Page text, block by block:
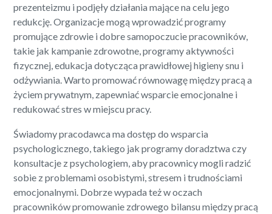
prezenteizmu i podjęły działania mające na celu jego
redukcję. Organizacje mogą wprowadzić programy
promujące zdrowie i dobre samopoczucie pracowników,
takie jak kampanie zdrowotne, programy aktywności
fizycznej, edukacja dotycząca prawidłowej higieny snu i
odżywiania. Warto promować równowagę między pracą a
życiem prywatnym, zapewniać wsparcie emocjonalne i
redukować stres w miejscu pracy.
Świadomy pracodawca ma dostęp do wsparcia
psychologicznego, takiego jak programy doradztwa czy
konsultacje z psychologiem, aby pracownicy mogli radzić
sobie z problemami osobistymi, stresem i trudnościami
emocjonalnymi. Dobrze wypada też w oczach
pracowników promowanie zdrowego bilansu między pracą